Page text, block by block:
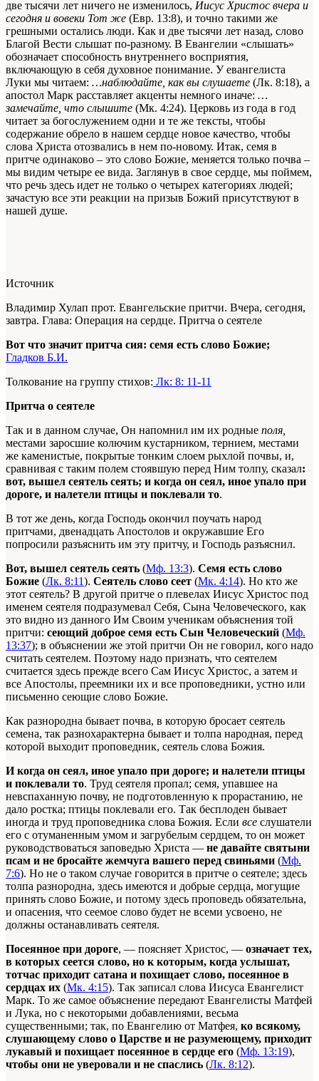
две тысячи лет ничего не изменилось, Иисус Христос вчера и
сегодня и вовеки Тот же (Евр. 13:8), и точно такими же
грешными остались люди. Как и две тысячи лет назад, слово
Благой Вести слышат по‑разному. В Евангелии «слышать»
обозначает способность внутреннего восприятия,
включающую в себя духовное понимание. У евангелиста
Луки мы читаем: …наблюдайте, как вы слушаете (Лк. 8:18), а
апостол Марк расставляет акценты немного иначе: …
замечайте, что слышите (Мк. 4:24). Церковь из года в год
читает за богослужением одни и те же тексты, чтобы
содержание обрело в нашем сердце новое качество, чтобы
слова Христа отозвались в нем по‑новому. Итак, семя в
притче одинаково – это слово Божие, меняется только почва –
мы видим четыре ее вида. Заглянув в свое сердце, мы поймем,
что речь здесь идет не только о четырех категориях людей;
зачастую все эти реакции на призыв Божий присутствуют в
нашей душе.
Источник
Владимир Хулап прот. Евангельские притчи. Вчера, сегодня,
завтра. Глава: Операция на сердце. Притча о сеятеле
Вот что значит притча сия: семя есть слово Божие;
Гладков Б.И.
Толкование на группу стихов: Лк: 8: 11-11
Притча о сеятеле
Так и в данном случае, Он напомнил им их родные поля,
местами заросшие колючим кустарником, тернием, местами
же каменистые, покрытые тонким слоем рыхлой почвы, и,
сравнивая с таким полем стоявшую перед Ним толпу, сказал:
вот, вышел сеятель сеять; и когда он сеял, иное упало при
дороге, и налетели птицы и поклевали то.
В тот же день, когда Господь окончил поучать народ
притчами, двенадцать Апостолов и окружавшие Его
попросили разъяснить им эту притчу, и Господь разъяснил.
Вот, вышел сеятель сеять (Мф. 13:3). Семя есть слово
Божие (Лк. 8:11). Сеятель слово сеет (Мк. 4:14). Но кто же
этот сеятель? В другой притче о плевелах Иисус Христос под
именем сеятеля подразумевал Себя, Сына Человеческого, как
это видно из данного Им Своим ученикам объяснения той
притчи: сеющий доброе семя есть Сын Человеческий (Мф.
13:37); в объяснении же этой притчи Он не говорил, кого надо
считать сеятелем. Поэтому надо признать, что сеятелем
считается здесь прежде всего Сам Иисус Христос, а затем и
все Апостолы, преемники их и все проповедники, устно или
письменно сеющие слово Божие.
Как разнородна бывает почва, в которую бросает сеятель
семена, так разнохарактерна бывает и толпа народная, перед
которой выходит проповедник, сеятель слова Божия.
И когда он сеял, иное упало при дороге; и налетели птицы
и поклевали то. Труд сеятеля пропал; семя, упавшее на
невспаханную почву, не подготовленную к прорастанию, не
дало ростка; птицы поклевали его. Так бесплоден бывает
иногда и труд проповедника слова Божия. Если все слушатели
его с отуманенным умом и загрубелым сердцем, то он может
руководствоваться заповедью Христа — не давайте святыни
псам и не бросайте жемчуга вашего перед свиньями (Мф.
7:6). Но не о таком случае говорится в притче о сеятеле; здесь
толпа разнородна, здесь имеются и добрые сердца, могущие
принять слово Божие, и потому здесь проповедь обязательна,
и опасения, что сеемое слово будет не всеми усвоено, не
должны останавливать сеятеля.
Посеянное при дороге, — поясняет Христос, — означает тех,
в которых сеется слово, но к которым, когда услышат,
тотчас приходит сатана и похищает слово, посеянное в
сердцах их (Мк. 4:15). Так записал слова Иисуса Евангелист
Марк. То же самое объяснение передают Евангелисты Матфей
и Лука, но с некоторыми добавлениями, весьма
существенными; так, по Евангелию от Матфея, ко всякому,
слушающему слово о Царстве и не разумеющему, приходит
лукавый и похищает посеянное в сердце его (Мф. 13:19),
чтобы они не уверовали и не спаслись (Лк. 8:12).